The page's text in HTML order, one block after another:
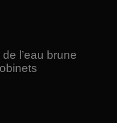
l’eau brune